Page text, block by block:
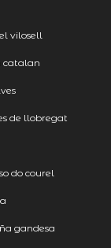
vilosell
catalan
de llobregat
do courel
gandesa